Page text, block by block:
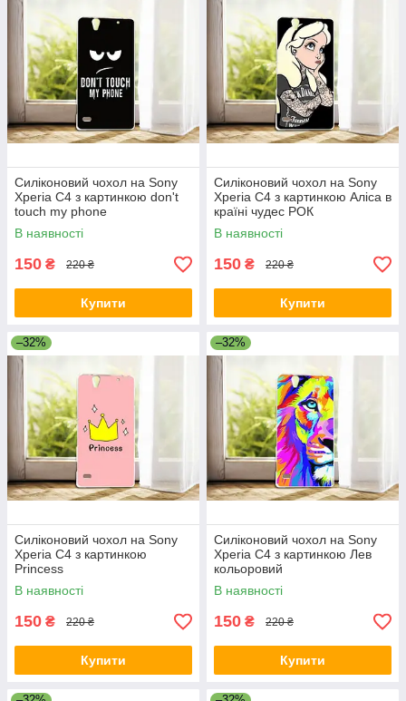
Силіконовий чохол на Sony
Xperia C4 з картинкою don't
touch my phone
В наявності
150 ₴ 220 ₴
Купити
Силіконовий чохол на Sony
Xperia C4 з картинкою Аліса в
країні чудес РОК
В наявності
150 ₴ 220 ₴
Купити
–32%
Силіконовий чохол на Sony
Xperia C4 з картинкою
Princess
В наявності
150 ₴ 220 ₴
Купити
–32%
Силіконовий чохол на Sony
Xperia C4 з картинкою Лев
кольоровий
В наявності
150 ₴ 220 ₴
Купити